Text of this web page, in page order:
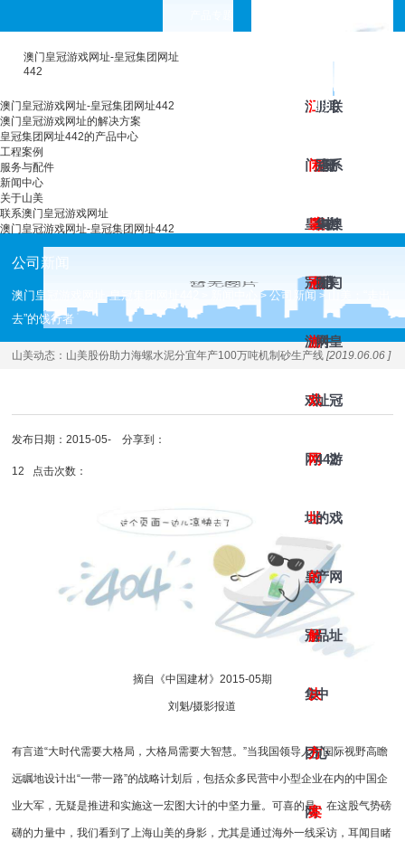
澳门皇冠游戏网址-皇冠集团网址
442
澳
门
皇
冠
游
戏
网
址-
皇
冠
集
团
网
澳
门
皇
冠
游
戏
网
址
的
解
决
方
案
工
程
案
例
皇
冠
集
团
网
址
442
的
产
品
中
心
服
务
与
配
件
新
闻
中
心
关
于
山
美
联
系
澳
门
皇
冠
游
戏
网
址
澳门皇冠游戏网址-皇冠集团网址442
澳门皇冠游戏网址的解决方案
皇冠集团网址442的产品中心
工程案例
服务与配件
新闻中心
关于山美
联系澳门皇冠游戏网址
澳门皇冠游戏网址-皇冠集团网址442
公司新闻
澳门皇冠游戏网址-皇冠集团网址442 >公司新闻 >
去”的饯行者
山美动态： 山美股份助力海螺水泥分宜年产100万吨机制砂生产线 [2019.06.06 ]
分享到：
发布日期：2015-05-
12 点击次数：
摘自《中国建材》2015-05期
刘魁/摄影报道
有言道“大时代需要大格局，大格局需要大智慧。”当我国领导人用国际视野高瞻
远瞩地设计出“一带一路”的战略计划后，包括众多民营中小型企业在内的中国企
业大军，无疑是推进和实施这一宏图大计的中坚力量。可喜的是，在这股气势磅
礴的力量中，我们看到了上海山美的身影，尤其是通过海外一线采访，耳闻目睹